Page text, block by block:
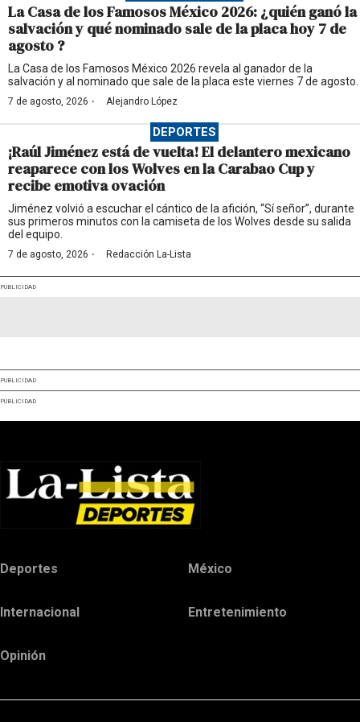
La Casa de los Famosos México 2026: ¿quién ganó la
salvación y qué nominado sale de la placa hoy 7 de
agosto ?
La Casa de los Famosos México 2026 revela al ganador de la
salvación y al nominado que sale de la placa este viernes 7 de agosto.
7 de agosto, 2026 · Alejandro López
DEPORTES
¡Raúl Jiménez está de vuelta! El delantero mexicano
reaparece con los Wolves en la Carabao Cup y
recibe emotiva ovación
Jiménez volvió a escuchar el cántico de la afición, “Sí señor”, durante
sus primeros minutos con la camiseta de los Wolves desde su salida
del equipo.
7 de agosto, 2026 · Redacción La-Lista
PUBLICIDAD
PUBLICIDAD
PUBLICIDAD
Deportes México
Internacional Entretenimiento
Opinión